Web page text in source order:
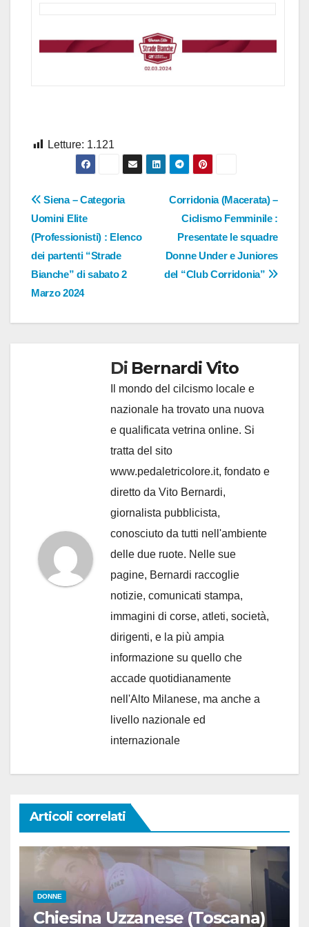
Letture: 1.121
Navigazione
articoli
Corridonia (Macerata) –
Ciclismo Femminile :
Presentate le squadre
Donne Under e Juniores
del “Club Corridonia”
Siena – Categoria
Uomini Elite
(Professionisti) : Elenco
dei partenti “Strade
Bianche” di sabato 2
Marzo 2024
Di Bernardi Vito
Il mondo del cilcismo locale e
nazionale ha trovato una nuova
e qualificata vetrina online. Si
tratta del sito
www.pedaletricolore.it, fondato e
diretto da Vito Bernardi,
giornalista pubblicista,
conosciuto da tutti nell'ambiente
delle due ruote. Nelle sue
pagine, Bernardi raccoglie
notizie, comunicati stampa,
immagini di corse, atleti, società,
dirigenti, e la più ampia
informazione su quello che
accade quotidianamente
nell'Alto Milanese, ma anche a
livello nazionale ed
internazionale
Articoli correlati
DONNE
Chiesina Uzzanese (Toscana)